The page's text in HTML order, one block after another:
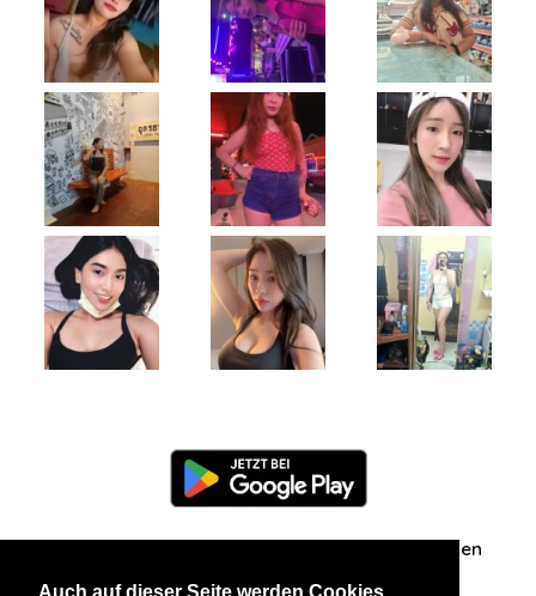
Zuschriften/Erfahrungen